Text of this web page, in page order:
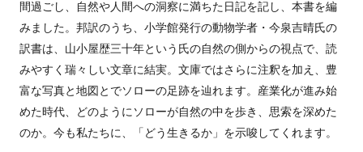
間過ごし、自然や人間への洞察に満ちた日記を記し、本書を編
みました。邦訳のうち、小学館発行の動物学者・今泉吉晴氏の
訳書は、山小屋歴三十年という氏の自然の側からの視点で、読
みやすく瑞々しい文章に結実。文庫ではさらに注釈を加え、豊
富な写真と地図とでソローの足跡を辿れます。産業化が進み始
めた時代、どのようにソローが自然の中を歩き、思索を深めた
のか。今も私たちに、「どう生きるか」を示唆してくれます。